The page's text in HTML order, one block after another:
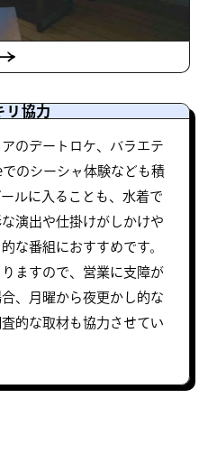
リ協力
のデートロケ、バラエテ
のシーシャ体験なども積
ルに入ることも、水着で
演出や仕掛けがしかけや
な番組におすすめです。
ますので、営業に支障が
、月曜から夜更かし的な
的な取材も協力させてい